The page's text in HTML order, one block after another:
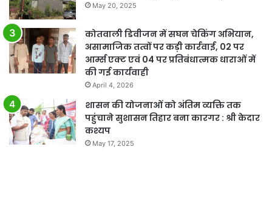
May 20, 2025
कोतवाली डिवीजन में सघन चेकिंग अभियान,
असामाजिक तत्वों पर कड़ी कार्रवाई, 02 पर
आर्म्स एक्ट एवं 04 पर प्रतिबंधात्मक धाराओं में
की गई कार्यवाही
April 4, 2026
शासन की योजनाओं को अंतिम व्यक्ति तक
पहुंचाने सुशासन तिहार बना कारगर : श्री केदार
कश्यप
May 17, 2025